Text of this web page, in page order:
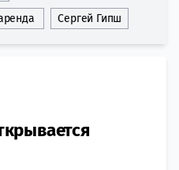
Сергей Гипш